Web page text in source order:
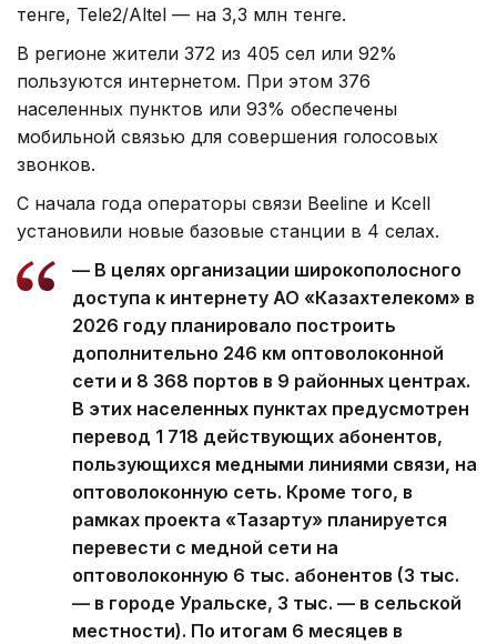
тенге, Tele2/Altel — на 3,3 млн тенге.
В регионе жители 372 из 405 сел или 92%
пользуются интернетом. При этом 376
населенных пунктов или 93% обеспечены
мобильной связью для совершения голосовых
звонков.
С начала года операторы связи Beeline и Kcell
установили новые базовые станции в 4 селах.
— В целях организации широкополосного
доступа к интернету АО «Казахтелеком» в
2026 году планировало построить
дополнительно 246 км оптоволоконной
сети и 8 368 портов в 9 районных центрах.
В этих населенных пунктах предусмотрен
перевод 1 718 действующих абонентов,
пользующихся медными линиями связи, на
оптоволоконную сеть. Кроме того, в
рамках проекта «Тазарту» планируется
перевести с медной сети на
оптоволоконную 6 тыс. абонентов (3 тыс.
— в городе Уральске, 3 тыс. — в сельской
местности). По итогам 6 месяцев в